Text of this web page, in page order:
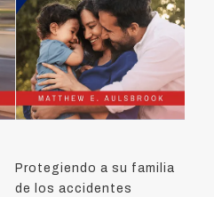
Protegiendo a su familia
de los accidentes